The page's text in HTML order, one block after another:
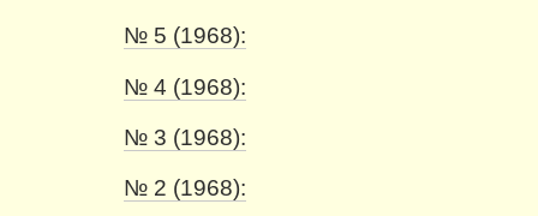
№ 5 (1968):
№ 4 (1968):
№ 3 (1968):
№ 2 (1968):